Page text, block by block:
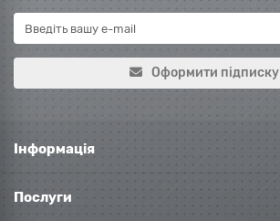
Оформити підписку
Інформація
Послуги